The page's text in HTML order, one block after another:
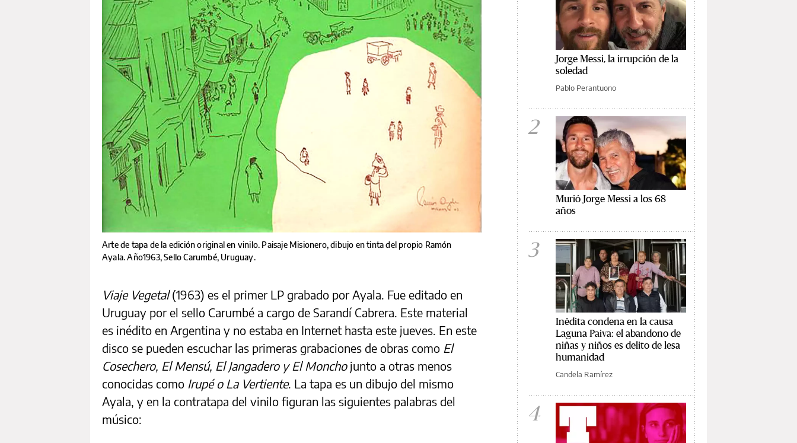
Arte de tapa de la edición original en vinilo. Paisaje Misionero, dibujo en tinta del propio Ramón
Ayala. Año1963, Sello Carumbé, Uruguay.
Viaje Vegetal(1963) es el primer LP grabado por Ayala. Fue editado en
Uruguay por el sello Carumbé a cargo de Sarandí Cabrera. Este material
es inédito en Argentina y no estaba en Internet hasta este jueves. En este
disco se pueden escuchar las primeras grabaciones de obras como El
Cosechero, El Mensú, El Jangadero y El Monchojunto a otras menos
conocidas como Irupé o La Vertiente. La tapa es un dibujo del mismo
Ayala, y en la contratapa del vinilo figuran las siguientes palabras del
músico:
Jorge Messi, la irrupción de la
soledad
Pablo Perantuono
2
Murió Jorge Messi a los 68
años
3
Inédita condena en la causa
Laguna Paiva: el abandono de
niñas y niños es delito de lesa
humanidad
Candela Ramírez
4